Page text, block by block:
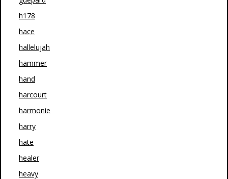
h178
hace
hallelujah
hammer
hand
harcourt
harmonie
harry
hate
healer
heavy